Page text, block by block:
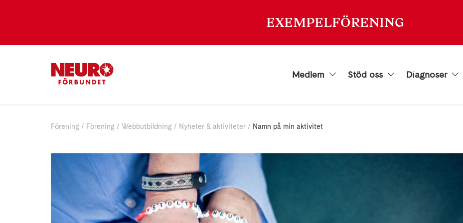
EXEMPELFÖRENING
Medlem Stöd oss Diagnoser
Förening Förening Webbutbildning Nyheter & aktiviteter Namn på min aktivitet